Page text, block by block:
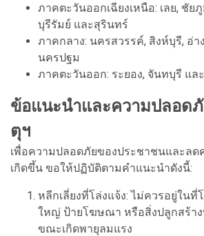
ภาคตะวันออกเฉียงเหนือ: เลย, ชัย
บุรีรัมย์ และสุรินทร์
ภาคกลาง: นครสวรรค์, สิงห์บุรี, อ่า
นครปฐม
ภาคตะวันออก: ระยอง, จันทบุรี แล
ข้อแนะนำและความปลอด
ตุฯ
เพื่อความปลอดภัยของประชาชนและลด
เกิดขึ้น ขอให้ปฏิบัติตามคำแนะนำดังนี้:
หลีกเลี่ยงที่โล่งแจ้ง: ไม่ควรอยู่ในที่
ใหญ่ ป้ายโฆษณา หรือสิ่งปลูกสร้า
ขณะเกิดพายุลมแรง